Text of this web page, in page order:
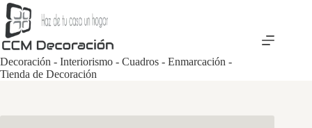
Saltar
al
contenido
Decoración - Interiorismo - Cuadros - Enmarcación -
Tienda de Decoración